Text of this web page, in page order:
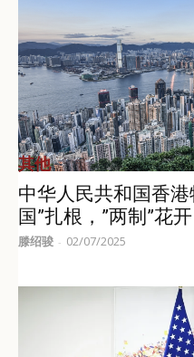
其他
中华人民共和国香
国”扎根，”两制”花开
滕绍骏 - 02/07/2025